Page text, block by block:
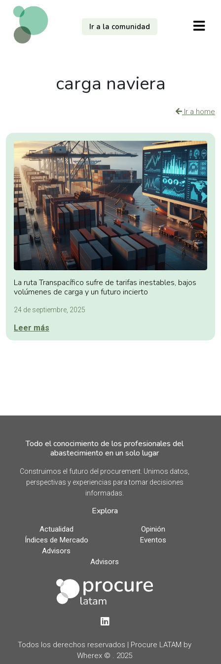
Ir a la comunidad
carga naviera
Ir a home
La ruta Transpacífico sufre de tarifas inestables, bajos
volúmenes de carga y un futuro incierto
24 de septiembre, 2025
Leer más
Todo el conocimiento de los profesionales del
abastecimiento en un solo lugar
Construimos el futuro del procurement. Unimos datos,
perspectivas y experiencias para tomar decisiones
informadas.
Explora
Actualidad
Opinión
Índices de Mercado
Eventos
Advisors
Advisors
LinkedIn
Todos los derechos reservados | Procure LATAM by
Wherex © . 2025